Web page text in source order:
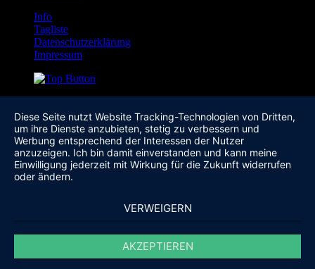
Info
Tagliste
Datenschutzerklärung
Impressum
Diese Seite nutzt Website Tracking-Technologien von Dritten,
um ihre Dienste anzubieten, stetig zu verbessern und
Werbung entsprechend der Interessen der Nutzer
anzuzeigen. Ich bin damit einverstanden und kann meine
Einwilligung jederzeit mit Wirkung für die Zukunft widerrufen
oder ändern.
VERWEIGERN
AKZEPTIEREN